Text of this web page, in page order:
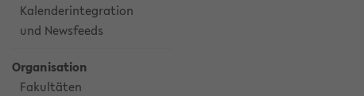
Kalenderintegration
und Newsfeeds
Organisation
Fakultäten